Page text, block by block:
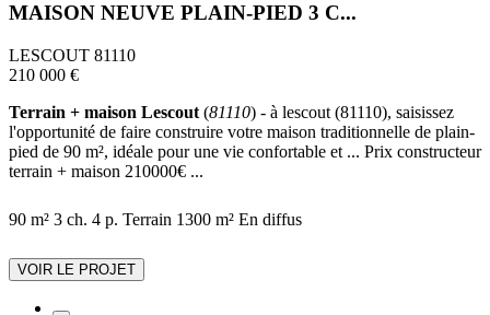
MAISON NEUVE PLAIN-PIED 3 C...
LESCOUT 81110
210 000 €
Terrain + maison Lescout (81110) - à lescout (81110), saisissez
l'opportunité de faire construire votre maison traditionnelle de plain-
pied de 90 m², idéale pour une vie confortable et ... Prix constructeur
terrain + maison 210000€ ...
90 m² 3 ch. 4 p. Terrain 1300 m² En diffus
VOIR LE PROJET